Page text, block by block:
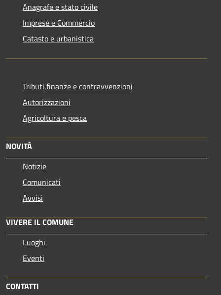
Anagrafe e stato civile
Imprese e Commercio
Catasto e urbanistica
Tributi,finanze e contravvenzioni
Autorizzazioni
Agricoltura e pesca
NOVITÀ
Notizie
Comunicati
Avvisi
VIVERE IL COMUNE
Luoghi
Eventi
CONTATTI